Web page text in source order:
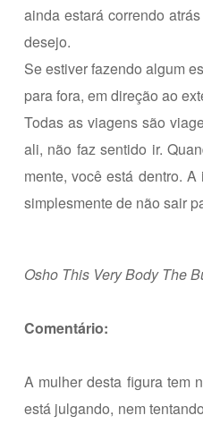
ainda estará correndo
desejo.
Se estiver fazendo algum
para fora, em direção ao
Todas as viagens são
ali, não faz sentido ir.
mente, você está dentro.
simplesmente de não sair
Osho This Very Body The
Comentário:
A mulher desta figura tem
está julgando, nem